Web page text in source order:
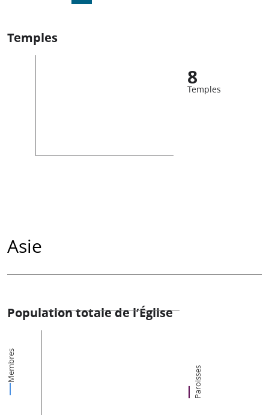
Temples
8
Temples
Asie
Population totale de l’Église
Membres Paroisses